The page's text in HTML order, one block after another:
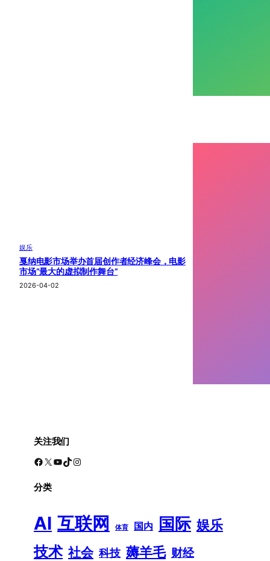
娱乐
戛纳电影市场举办首届创作者经济峰会，电影
市场“最大的虚拟制作舞台”
2026-04-02
关注我们
Facebook X YouTube TikTok Instagram
分类
AI 互联网 体育 国内 国际 娱乐
技术 社会 科技 薅羊毛 财经